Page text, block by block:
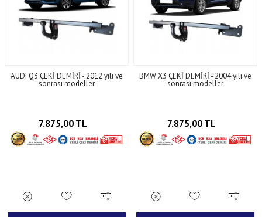
AUDI Q3 ÇEKİ DEMİRİ - 2012 yılı ve
sonrası modeller
7.875,00 TL
BMW X3 ÇEKİ DEMİRİ - 2004 yılı ve
sonrası modeller
7.875,00 TL